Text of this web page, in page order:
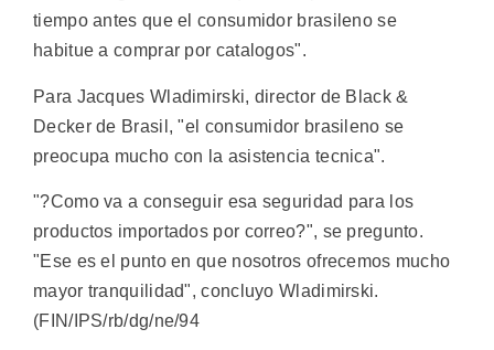
tiempo antes que el consumidor brasileno se
habitue a comprar por catalogos".
Para Jacques Wladimirski, director de Black &
Decker de Brasil, "el consumidor brasileno se
preocupa mucho con la asistencia tecnica".
"?Como va a conseguir esa seguridad para los
productos importados por correo?", se pregunto.
"Ese es el punto en que nosotros ofrecemos mucho
mayor tranquilidad", concluyo Wladimirski.
(FIN/IPS/rb/dg/ne/94